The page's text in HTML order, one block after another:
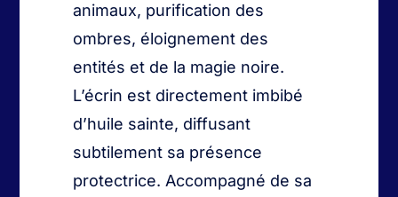
animaux, purification des
ombres, éloignement des
entités et de la magie noire.
L’écrin est directement imbibé
d’huile sainte, diffusant
subtilement sa présence
protectrice. Accompagné de sa